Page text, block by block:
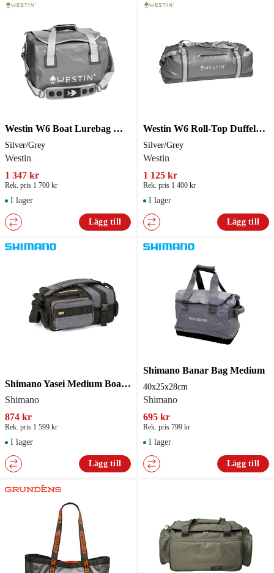
Westin W6 Boat Lurebag Medium Silver/Grey
Silver/Grey
Westin
1 347 kr
Rek. pris 1 700 kr
I lager
Lägg till
Westin W6 Roll-Top Duffelbag Large Silver/Grey
Silver/Grey
Westin
1 125 kr
Rek. pris 1 400 kr
I lager
Lägg till
Shimano Yasei Medium Boat Bag
Shimano
874 kr
Rek. pris 1 599 kr
I lager
Lägg till
Shimano Banar Bag Medium
40x25x28cm
Shimano
695 kr
Rek. pris 799 kr
I lager
Lägg till